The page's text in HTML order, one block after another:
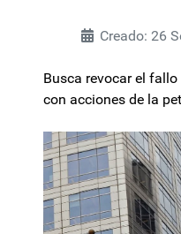
Creado: 26
Busca revocar el
con acciones de la